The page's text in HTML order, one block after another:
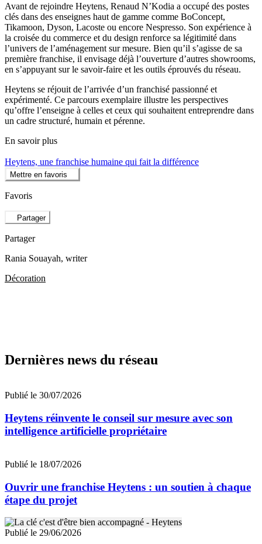
Avant de rejoindre Heytens, Renaud N’Kodia a occupé des postes
clés dans des enseignes haut de gamme comme BoConcept,
Tikamoon, Dyson, Lacoste ou encore Nespresso. Son expérience à
la croisée du commerce et du design renforce sa légitimité dans
l’univers de l’aménagement sur mesure. Bien qu’il s’agisse de sa
première franchise, il envisage déjà l’ouverture d’autres showrooms,
en s’appuyant sur le savoir-faire et les outils éprouvés du réseau.
Heytens se réjouit de l’arrivée d’un franchisé passionné et
expérimenté. Ce parcours exemplaire illustre les perspectives
qu’offre l’enseigne à celles et ceux qui souhaitent entreprendre dans
un cadre structuré, humain et pérenne.
En savoir plus
Heytens, une franchise humaine qui fait la différence
Mettre en favoris
Favoris
Partager
Partager
Rania Souayah, writer
Décoration
Dernières news du réseau
Publié le 30/07/2026
Heytens réinvente le conseil sur mesure avec son
intelligence artificielle propriétaire
Publié le 18/07/2026
Ouvrir une franchise Heytens : un soutien à chaque
étape du projet
Publié le 29/06/2026